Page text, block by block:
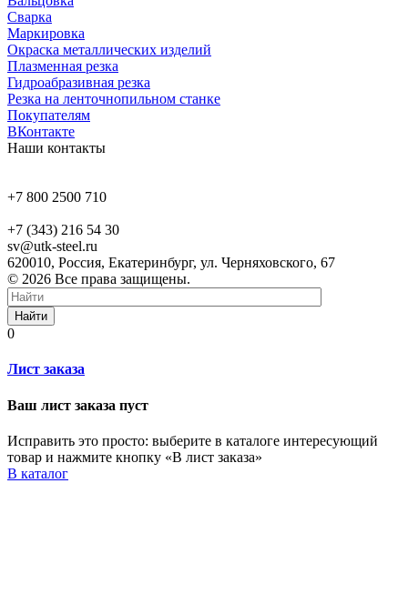
Сварка
Маркировка
Окраска металлических изделий
Плазменная резка
Гидроабразивная резка
Резка на ленточнопильном станке
Покупателям
ВКонтакте
Наши контакты
+7 800 2500 710
+7 (343) 216 54 30
sv@utk-steel.ru
620010, Россия, Екатеринбург, ул. Черняховского, 67
© 2026 Все права защищены.
Найти
0
Лист заказа
Ваш лист заказа пуст
Исправить это просто: выберите в каталоге интересующий
товар и нажмите кнопку «В лист заказа»
В каталог